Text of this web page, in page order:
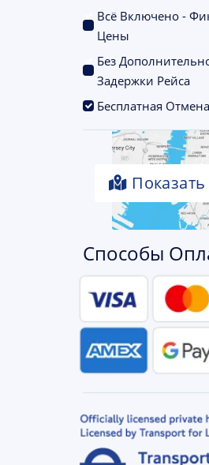
Всё Включено -
Цены
Без
Задержки Рейса
Бесплатная
Способы